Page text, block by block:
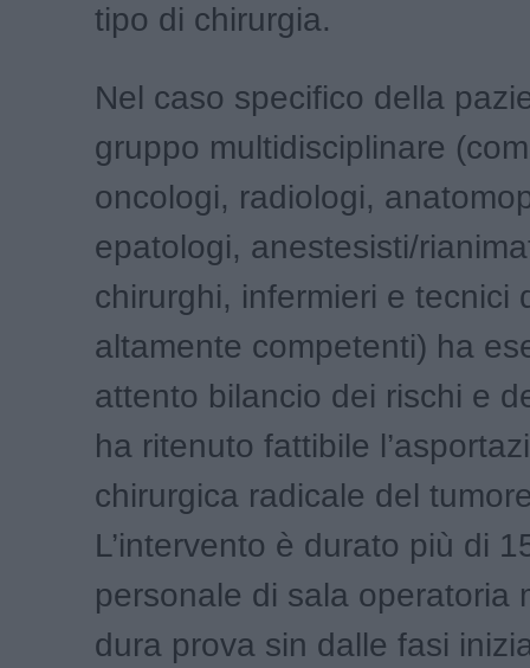
tipo di chirurgia.
Nel caso specifico della
gruppo multidisciplinare
oncologi, radiologi,
epatologi, anestesisti/
chirurghi, infermieri e tecnici
altamente competenti) ha
attento bilancio dei rischi e
ha ritenuto fattibile
chirurgica radicale del
L’intervento è durato più di
personale di sala operatoria
dura prova sin dalle fasi